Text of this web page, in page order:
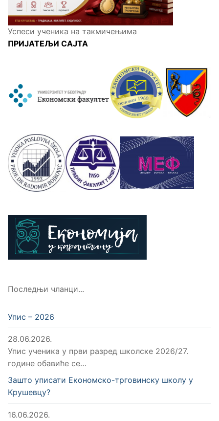
Успеси ученика на такмичењима
ПРИЈАТЕЉИ САЈТА
Последњи чланци...
Упис – 2026
28.06.2026.
Упис ученика у први разред школске 2026/27.
године обавиће се…
Зашто уписати Економско-трговинску школу у
Крушевцу?
16.06.2026.